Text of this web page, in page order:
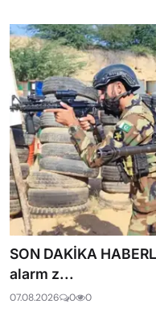
SON DAKİKA
alarm z...
07.08.2026 0 0